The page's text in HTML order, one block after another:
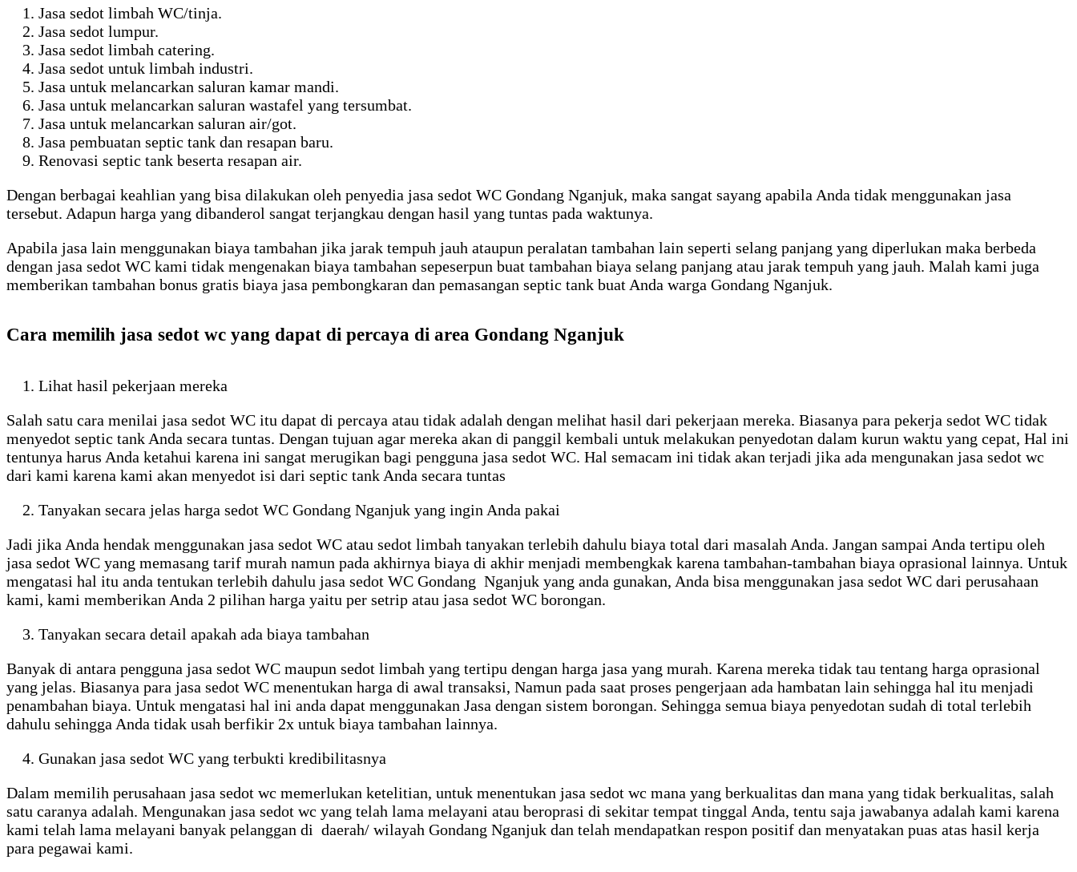
Jasa sedot limbah WC/tinja.
Jasa sedot lumpur.
Jasa sedot limbah catering.
Jasa sedot untuk limbah industri.
Jasa untuk melancarkan saluran kamar mandi.
Jasa untuk melancarkan saluran wastafel yang tersumbat.
Jasa untuk melancarkan saluran air/got.
Jasa pembuatan septic tank dan resapan baru.
Renovasi septic tank beserta resapan air.
Dengan berbagai keahlian yang bisa dilakukan oleh penyedia jasa sedot WC Gondang Nganjuk, maka sangat sayang apabila Anda tidak menggunakan jasa
tersebut. Adapun harga yang dibanderol sangat terjangkau dengan hasil yang tuntas pada waktunya.
Apabila jasa lain menggunakan biaya tambahan jika jarak tempuh jauh ataupun peralatan tambahan lain seperti selang panjang yang diperlukan maka berbeda
dengan jasa sedot WC kami tidak mengenakan biaya tambahan sepeserpun buat tambahan biaya selang panjang atau jarak tempuh yang jauh. Malah kami juga
memberikan tambahan bonus gratis biaya jasa pembongkaran dan pemasangan septic tank buat Anda warga Gondang Nganjuk.
Cara memilih jasa sedot wc yang dapat di percaya di area Gondang Nganjuk
Lihat hasil pekerjaan mereka
Salah satu cara menilai jasa sedot WC itu dapat di percaya atau tidak adalah dengan melihat hasil dari pekerjaan mereka. Biasanya para pekerja sedot WC tidak
menyedot septic tank Anda secara tuntas. Dengan tujuan agar mereka akan di panggil kembali untuk melakukan penyedotan dalam kurun waktu yang cepat, Hal ini
tentunya harus Anda ketahui karena ini sangat merugikan bagi pengguna jasa sedot WC. Hal semacam ini tidak akan terjadi jika ada mengunakan jasa sedot wc
dari kami karena kami akan menyedot isi dari septic tank Anda secara tuntas
Tanyakan secara jelas harga sedot WC Gondang Nganjuk yang ingin Anda pakai
Jadi jika Anda hendak menggunakan jasa sedot WC atau sedot limbah tanyakan terlebih dahulu biaya total dari masalah Anda. Jangan sampai Anda tertipu oleh
jasa sedot WC yang memasang tarif murah namun pada akhirnya biaya di akhir menjadi membengkak karena tambahan-tambahan biaya oprasional lainnya. Untuk
mengatasi hal itu anda tentukan terlebih dahulu jasa sedot WC Gondang Nganjuk yang anda gunakan, Anda bisa menggunakan jasa sedot WC dari perusahaan
kami, kami memberikan Anda 2 pilihan harga yaitu per setrip atau jasa sedot WC borongan.
Tanyakan secara detail apakah ada biaya tambahan
Banyak di antara pengguna jasa sedot WC maupun sedot limbah yang tertipu dengan harga jasa yang murah. Karena mereka tidak tau tentang harga oprasional
yang jelas. Biasanya para jasa sedot WC menentukan harga di awal transaksi, Namun pada saat proses pengerjaan ada hambatan lain sehingga hal itu menjadi
penambahan biaya. Untuk mengatasi hal ini anda dapat menggunakan Jasa dengan sistem borongan. Sehingga semua biaya penyedotan sudah di total terlebih
dahulu sehingga Anda tidak usah berfikir 2x untuk biaya tambahan lainnya.
Gunakan jasa sedot WC yang terbukti kredibilitasnya
Dalam memilih perusahaan jasa sedot wc memerlukan ketelitian, untuk menentukan jasa sedot wc mana yang berkualitas dan mana yang tidak berkualitas, salah
satu caranya adalah. Mengunakan jasa sedot wc yang telah lama melayani atau beroprasi di sekitar tempat tinggal Anda, tentu saja jawabanya adalah kami karena
kami telah lama melayani banyak pelanggan di daerah/ wilayah Gondang Nganjuk dan telah mendapatkan respon positif dan menyatakan puas atas hasil kerja
para pegawai kami.